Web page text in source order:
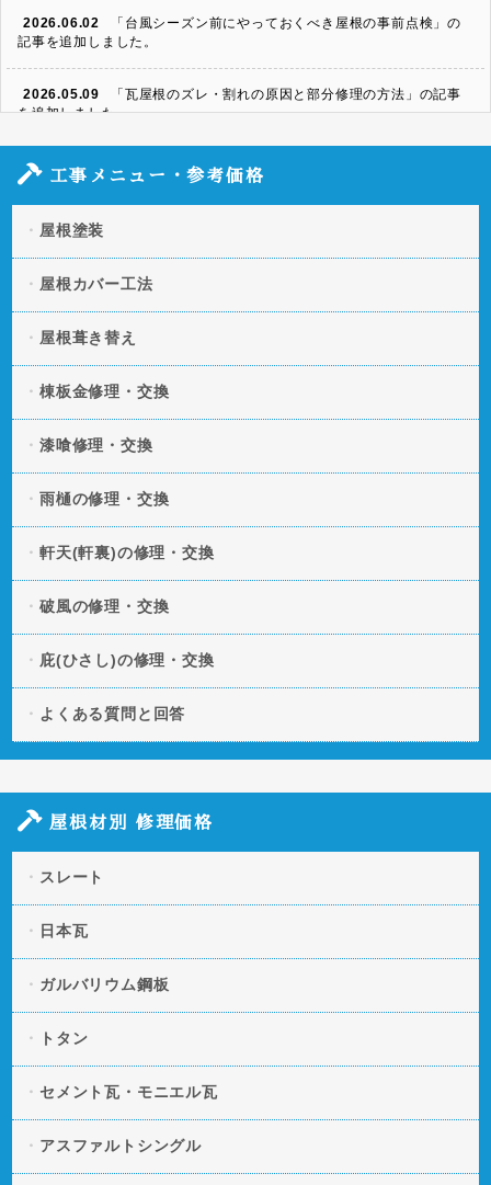
2026.06.02
「台風シーズン前にやっておくべき屋根の事前点検」の
記事を追加しました。
2026.05.09
「瓦屋根のズレ・割れの原因と部分修理の方法」の記事
を追加しました。
2026.04.06
「スレート屋根の割れ・欠けを放置するとどうなる？修
理方法と費用」の記事を追加しました。
2026.03.11
策」の記事を追加しました。
2026.01.20
「屋根の断熱・遮熱性を向上させる方法とは？」の記事
を追加しました。
「屋根の色褪せの原因とは？美観と機能性を守る塗装タ
イミング」の記事を追加しました。
工事メニュー・参考価格
屋根塗装
屋根カバー工法
屋根葺き替え
棟板金修理・交換
漆喰修理・交換
雨樋の修理・交換
軒天(軒裏)の修理・交換
破風の修理・交換
庇(ひさし)の修理・交換
よくある質問と回答
屋根材別 修理価格
スレート
日本瓦
ガルバリウム鋼板
トタン
セメント瓦・モニエル瓦
アスファルトシングル